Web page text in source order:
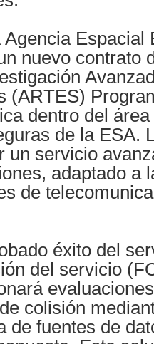
Espacial
nuevo contrato
(ARTES)
dentro del
de la ESA.
un servicio
adaptado a
de
éxito del
del servicio
colisión
de fuentes de